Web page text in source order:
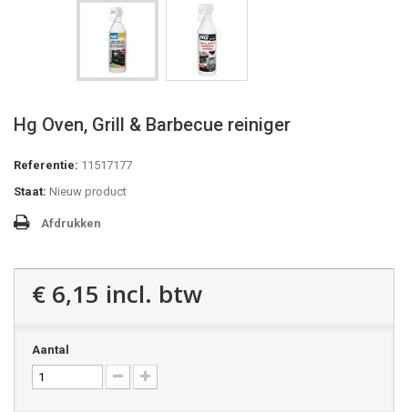
Hg Oven, Grill & Barbecue reiniger
Referentie: 11517177
Staat: Nieuw product
Afdrukken
€ 6,15 incl. btw
Aantal